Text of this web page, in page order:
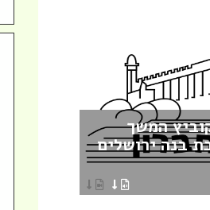
המשך
בנה ירושלים